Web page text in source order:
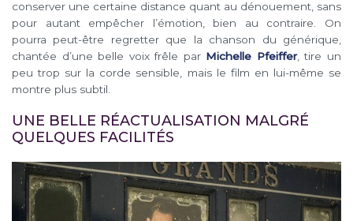
conserver une certaine distance quant au dénouement, sans
pour autant empêcher l’émotion, bien au contraire. On
pourra peut-être regretter que la chanson du générique,
chantée d’une belle voix frêle par Michelle Pfeiffer, tire un
peu trop sur la corde sensible, mais le film en lui-même se
montre plus subtil.
UNE BELLE RÉACTUALISATION MALGRÉ
QUELQUES FACILITÉS